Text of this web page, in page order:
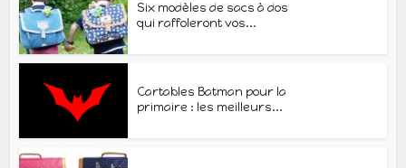
Six modèles de sacs à dos
qui raffoleront vos...
Cartables Batman pour la
primaire : les meilleurs...